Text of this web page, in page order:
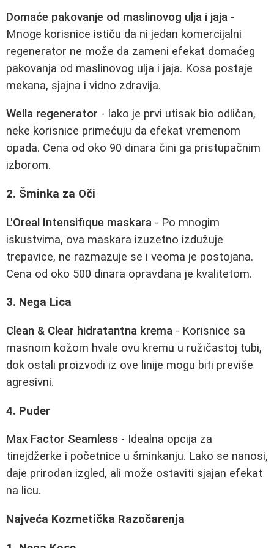
Domaće pakovanje od maslinovog ulja i jaja -
Mnoge korisnice ističu da ni jedan komercijalni
regenerator ne može da zameni efekat domaćeg
pakovanja od maslinovog ulja i jaja. Kosa postaje
mekana, sjajna i vidno zdravija.
Wella regenerator - Iako je prvi utisak bio odličan,
neke korisnice primećuju da efekat vremenom
opada. Cena od oko 90 dinara čini ga pristupačnim
izborom.
2. Šminka za Oči
L'Oreal Intensifique maskara - Po mnogim
iskustvima, ova maskara izuzetno izdužuje
trepavice, ne razmazuje se i veoma je postojana.
Cena od oko 500 dinara opravdana je kvalitetom.
3. Nega Lica
Clean & Clear hidratantna krema - Korisnice sa
masnom kožom hvale ovu kremu u ružičastoj tubi,
dok ostali proizvodi iz ove linije mogu biti previše
agresivni.
4. Puder
Max Factor Seamless - Idealna opcija za
tinejdžerke i početnice u šminkanju. Lako se nanosi,
daje prirodan izgled, ali može ostaviti sjajan efekat
na licu.
Najveća Kozmetička Razоčarenja